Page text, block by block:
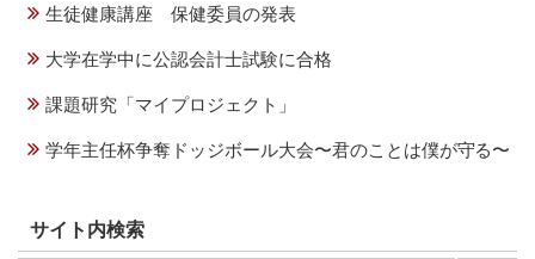
生徒健康講座 保健委員の発表
大学在学中に公認会計士試験に合格
課題研究「マイプロジェクト」
学年主任杯争奪ドッジボール大会〜君のことは僕が守る〜
サイト内検索